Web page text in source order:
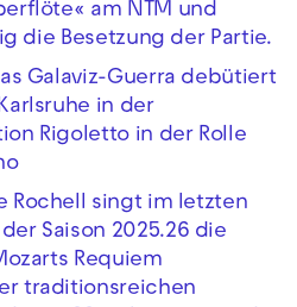
am NTM und
die Besetzung der Partie.
Galaviz-Guerra debütiert
in der
Rigoletto in der Rolle
Rochell singt im letzten
Saison 2025.26 die
Requiem
traditionsreichen